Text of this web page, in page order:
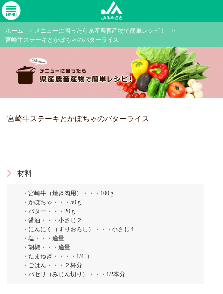
ホーム > メニューに困ったら県産農畜産物で簡単レシピ！
>
宮崎牛ステーキとかぼちゃのバターライス
宮崎牛ステーキとかぼちゃのバターライス
材料
・宮崎牛（焼き肉用）・・・100ｇ
・かぼちゃ・・・50ｇ
・バター・・・20ｇ
・醤油・・・小さじ２
・にんにく（すりおろし）・・・小さじ１
・塩・・・適量
・胡椒・・・適量
・たまねぎ・・・・1/4コ
・ごはん・・・２杯分
・パセリ（みじん切り）・・・1/2本分